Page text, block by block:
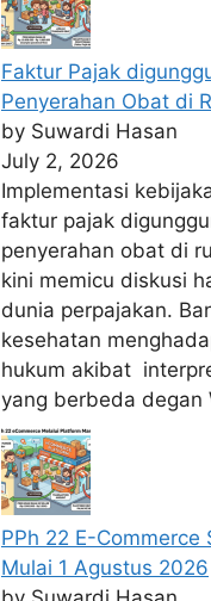
Faktur Pajak
Penyerahan Obat di
by Suwardi Hasan
July 2, 2026
Implementasi
faktur pajak
penyerahan obat di
kini memicu diskusi
dunia perpajakan.
kesehatan
hukum akibat
yang berbeda degan
PPh 22 E-Commerce
Mulai 1 Agustus 2026